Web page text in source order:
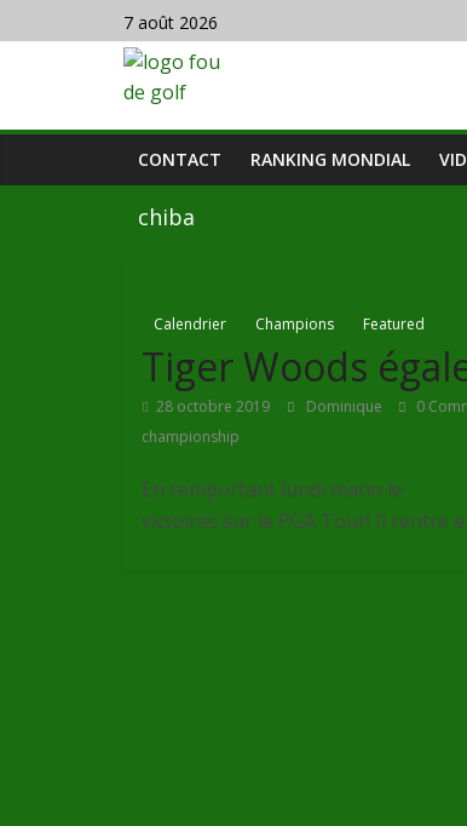
7 août 2026
CONTACT RANKING MONDIAL
chiba
Calendrier Champions Featured
Tiger Woods
28 octobre 2019 Dominique 0
championship
En remportant lundi matin le
victoires sur le PGA Tour! Il rentre